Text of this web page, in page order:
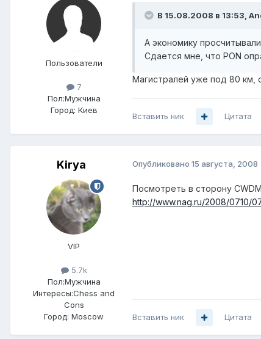
Пользователи
7
Пол:Мужчина
Город: Киев
В 15.08.2008 в 13:53,
А экономику
Сдается мне, что PON
Магистралей уже под 80 км,
Вставить ник Цитата
Kirya
VIP
5.7k
Пол:Мужчина
Интересы:Chess and
Cons
Город: Moscow
Опубликовано 15 августа, 2008
Посмотреть в сторону
http://www.nag.ru/2008/0710/
Вставить ник Цитата